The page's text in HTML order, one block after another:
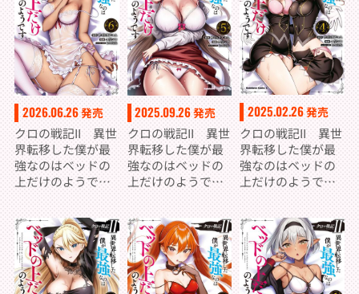
2026.06.26発売
クロの戦記II 異世
界転移した僕が最
強なのはベッドの
上だけのようです
2025.09.26発売
クロの戦記II 異世
界転移した僕が最
強なのはベッドの
上だけのようです
2025.02.26発売
クロの戦記II 異世
界転移した僕が最
強なのはベッドの
上だけのようです